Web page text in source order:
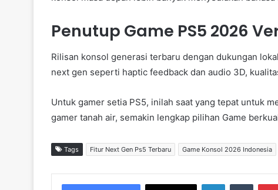
Penutup Game PS5 2026
Rilisan konsol generasi terbaru dengan dukungan
next gen seperti haptic feedback dan audio 3D,
Untuk gamer setia PS5, inilah saat yang tepat untuk
gamer tanah air, semakin lengkap pilihan Game
Tags Fitur Next Gen Ps5 Terbaru Game Konsol 2026 Indonesia